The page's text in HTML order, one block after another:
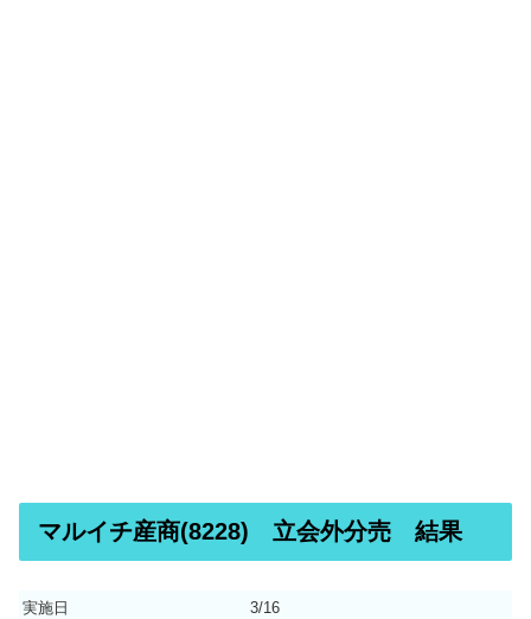
マルイチ産商(8228) 立会外分売 結果
実施日
3/16